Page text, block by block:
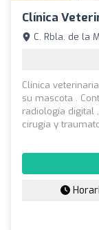
Clínica
C. Rbla. de la
Clínica
su mascota .
radiología digital
cirugía y